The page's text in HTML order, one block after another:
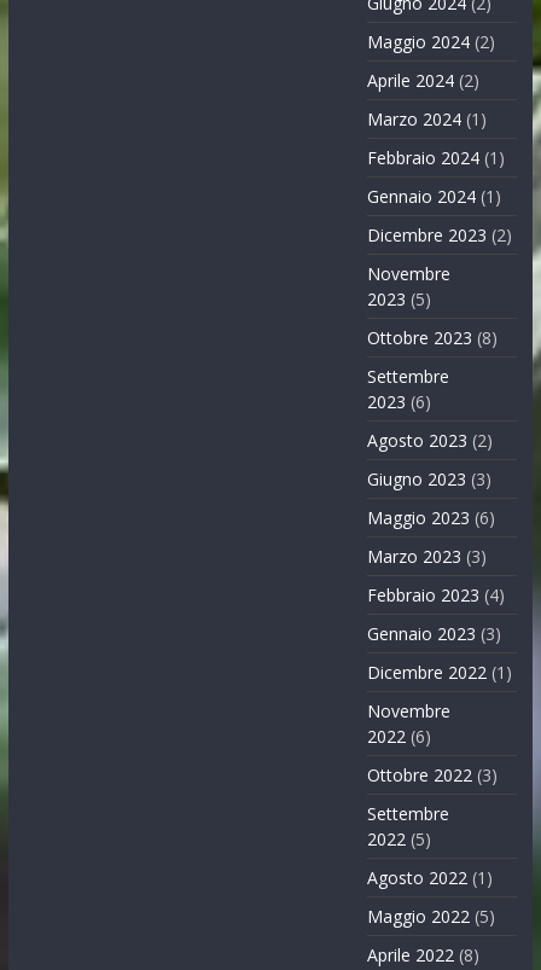
Maggio 2024 (2)
Aprile 2024 (2)
Marzo 2024 (1)
Febbraio 2024 (1)
Gennaio 2024 (1)
Dicembre 2023 (2)
Novembre
2023 (5)
Ottobre 2023 (8)
Settembre
2023 (6)
Agosto 2023 (2)
Giugno 2023 (3)
Maggio 2023 (6)
Marzo 2023 (3)
Febbraio 2023 (4)
Gennaio 2023 (3)
Dicembre 2022 (1)
Novembre
2022 (6)
Ottobre 2022 (3)
Settembre
2022 (5)
Agosto 2022 (1)
Maggio 2022 (5)
Aprile 2022 (8)